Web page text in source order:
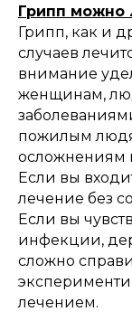
Грипп можно
Грипп, как и
случаев
внимание
женщинам,
пожилым
осложнениям
Если вы
лечение без
Если вы
инфекции,
сложно
лечением.